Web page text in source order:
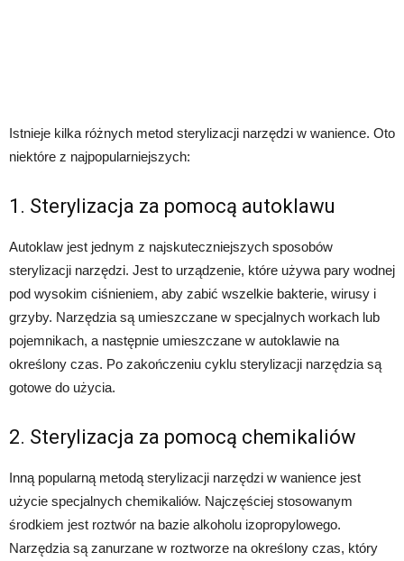
Istnieje kilka różnych metod sterylizacji narzędzi w wanience. Oto
niektóre z najpopularniejszych:
1. Sterylizacja za pomocą autoklawu
Autoklaw jest jednym z najskuteczniejszych sposobów
sterylizacji narzędzi. Jest to urządzenie, które używa pary wodnej
pod wysokim ciśnieniem, aby zabić wszelkie bakterie, wirusy i
grzyby. Narzędzia są umieszczane w specjalnych workach lub
pojemnikach, a następnie umieszczane w autoklawie na
określony czas. Po zakończeniu cyklu sterylizacji narzędzia są
gotowe do użycia.
2. Sterylizacja za pomocą chemikaliów
Inną popularną metodą sterylizacji narzędzi w wanience jest
użycie specjalnych chemikaliów. Najczęściej stosowanym
środkiem jest roztwór na bazie alkoholu izopropylowego.
Narzędzia są zanurzane w roztworze na określony czas, który